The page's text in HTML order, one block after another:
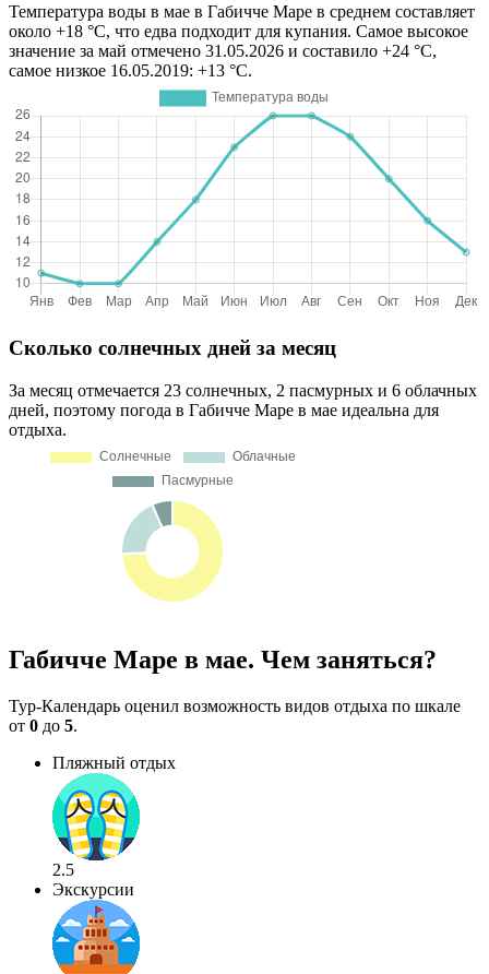
Температура воды в мае в Габичче Маре в среднем составляет
около +18 °C, что едва подходит для купания. Самое высокое
значение за май отмечено 31.05.2026 и составило +24 °C,
самое низкое 16.05.2019: +13 °C.
Сколько солнечных дней за месяц
За месяц отмечается 23 солнечных, 2 пасмурных и 6 облачных
дней, поэтому погода в Габичче Маре в мае идеальна для
отдыха.
Габичче Маре в мае. Чем заняться?
Тур-Календарь оценил возможность видов отдыха по шкале
от 0 до 5.
Пляжный отдых
2.5
Экскурсии